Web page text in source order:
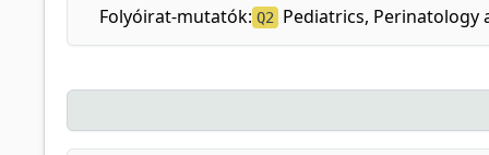
Folyóirat-mutatók: Q2 Pediatrics, Perinatology